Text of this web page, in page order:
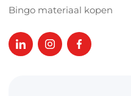
Bingo materiaal kopen